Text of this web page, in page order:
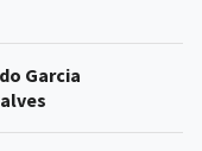
Garcia